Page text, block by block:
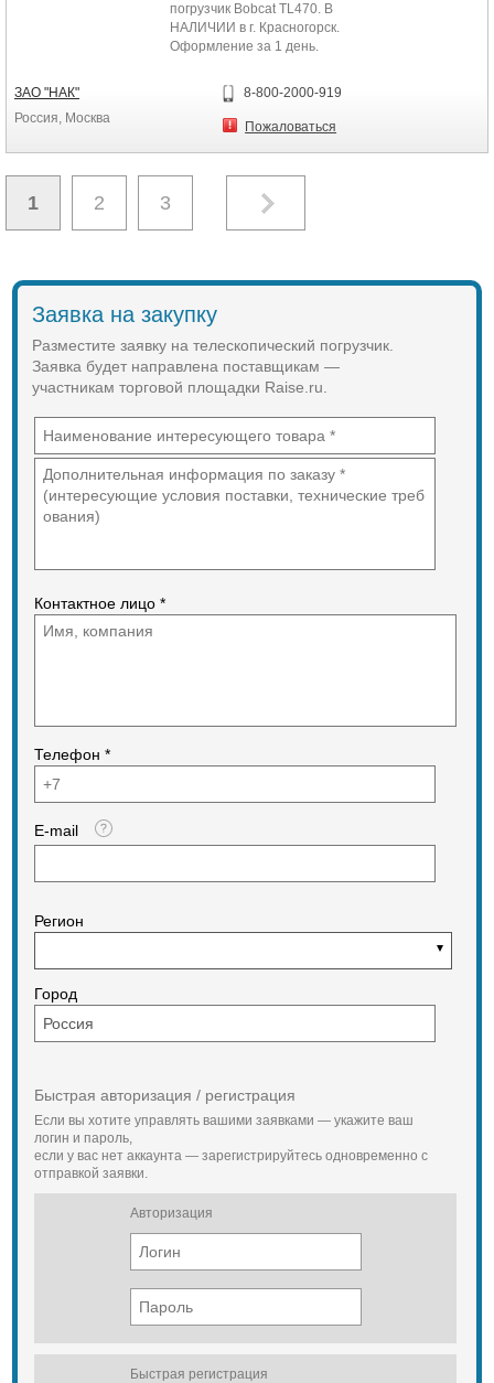
погрузчик Bobcat TL470. В
НАЛИЧИИ в г. Красногорск.
Оформление за 1 день.
Технические...
ЗАО "НАК"
Россия, Москва
8-800-2000-919
Пожаловаться
1 2 3
Заявка на закупку
Разместите заявку на телескопический погрузчик.
Заявка будет направлена поставщикам —
участникам торговой площадки Raise.ru.
Контактное лицо *
Телефон *
E-mail
Регион
Город
Быстрая авторизация / регистрация
Если вы хотите управлять вашими заявками — укажите ваш
логин и пароль,
если у вас нет аккаунта — зарегистрируйтесь одновременно с
отправкой заявки.
Авторизация
Быстрая регистрация